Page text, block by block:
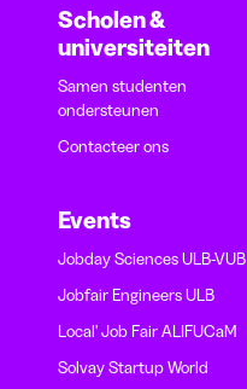
Scholen &
universiteiten
Samen studenten
ondersteunen
Contacteer ons
Events
Jobday Sciences ULB-VUB
Jobfair Engineers ULB
Local' Job Fair ALIFUCaM
Solvay Startup World